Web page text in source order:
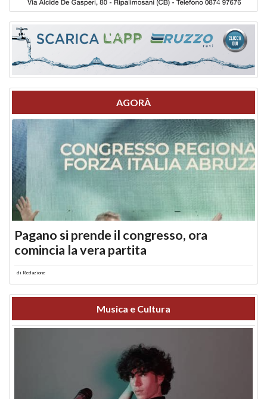
AGORÀ
Pagano si prende il congresso, ora
comincia la vera partita
di Redazione
Musica e Cultura